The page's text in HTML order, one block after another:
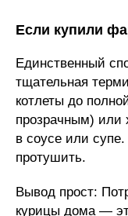
Если купили
Единственный
тщательная
котлеты до
прозрачным) или
в соусе или
протушить.
Вывод прост:
курицы дома —